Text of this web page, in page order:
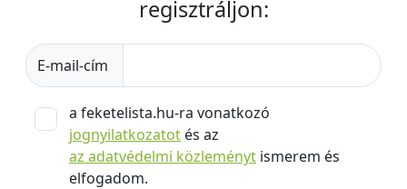
regisztráljon:
E-mail-cím
a feketelista.hu-ra vonatkozó
jognyilatkozatot és az
az adatvédelmi közleményt ismerem és
elfogadom.